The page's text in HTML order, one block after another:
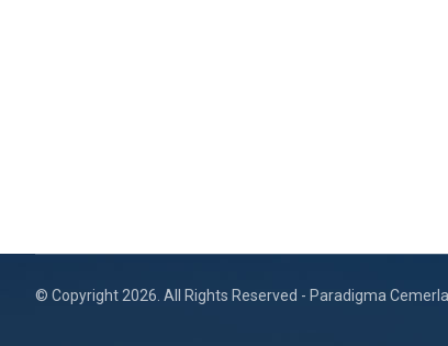
© Copyright 2026. All Rights Reserved - Paradigma